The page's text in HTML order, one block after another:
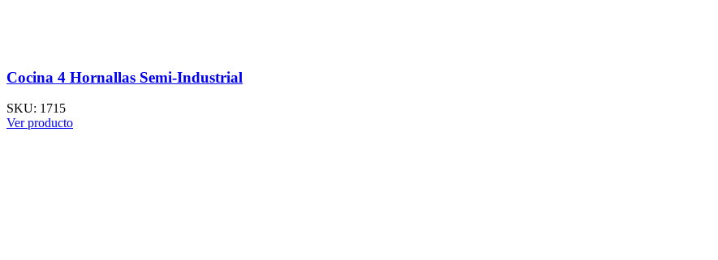
Cocina 4 Hornallas Semi-Industrial
SKU: 1715
Ver producto